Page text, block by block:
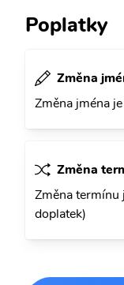
Poplatky
Změna
Změna jména
Změna
Změna termínu
doplatek)